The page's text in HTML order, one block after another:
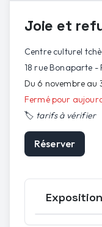
Joie et
Centre culturel
18 rue Bonaparte -
Du 6 novembre
Fermé pour
🏷️ tarifs à vérifier
Réserver